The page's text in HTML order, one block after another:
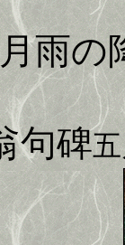
雨の
句碑